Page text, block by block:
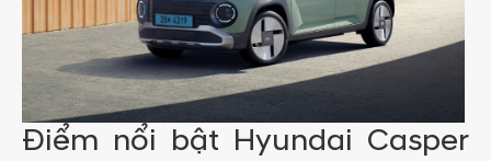
Điểm nổi bật Hyundai Casper